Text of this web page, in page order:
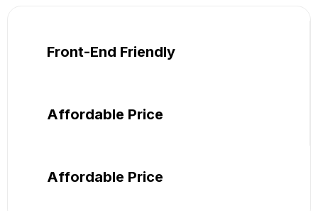
Front-End Friendly
Affordable Price
Affordable Price